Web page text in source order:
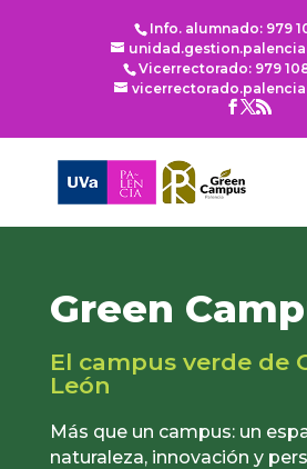
Info. alumnado: 979
Vicerrectorado: 979
Green
El campus verde de
León
Más que un campus: un
naturaleza, innovación y